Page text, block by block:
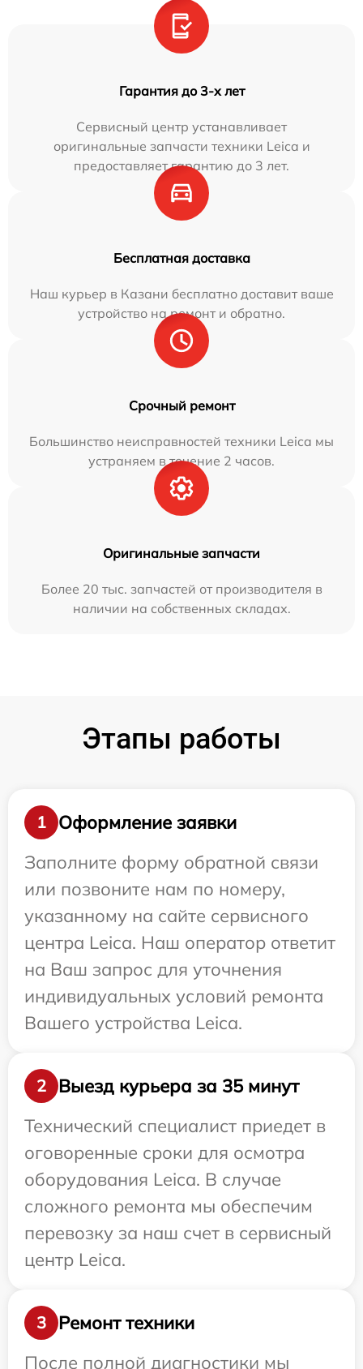
Гарантия до 3-х лет
Сервисный центр устанавливает
оригинальные запчасти техники Leica и
предоставляет гарантию до 3 лет.
Бесплатная доставка
Наш курьер в Казани бесплатно доставит ваше
устройство на ремонт и обратно.
Срочный ремонт
Большинство неисправностей техники Leica мы
устраняем в течение 2 часов.
Оригинальные запчасти
Более 20 тыс. запчастей от производителя в
наличии на собственных складах.
Этапы работы
1
Оформление заявки
Заполните форму обратной связи
или позвоните нам по номеру,
указанному на сайте сервисного
центра Leica. Наш оператор ответит
на Ваш запрос для уточнения
индивидуальных условий ремонта
Вашего устройства Leica.
2
Выезд курьера за 35 минут
Технический специалист приедет в
оговоренные сроки для осмотра
оборудования Leica. В случае
сложного ремонта мы обеспечим
перевозку за наш счет в сервисный
центр Leica.
3
Ремонт техники
После полной диагностики мы